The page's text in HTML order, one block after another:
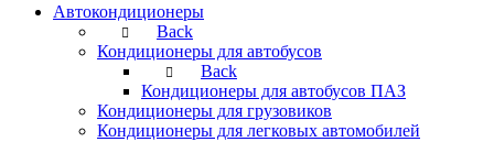
Автокондиционеры
Back
Кондиционеры для автобусов
Back
Кондиционеры для автобусов ПАЗ
Кондиционеры для грузовиков
Кондиционеры для легковых автомобилей